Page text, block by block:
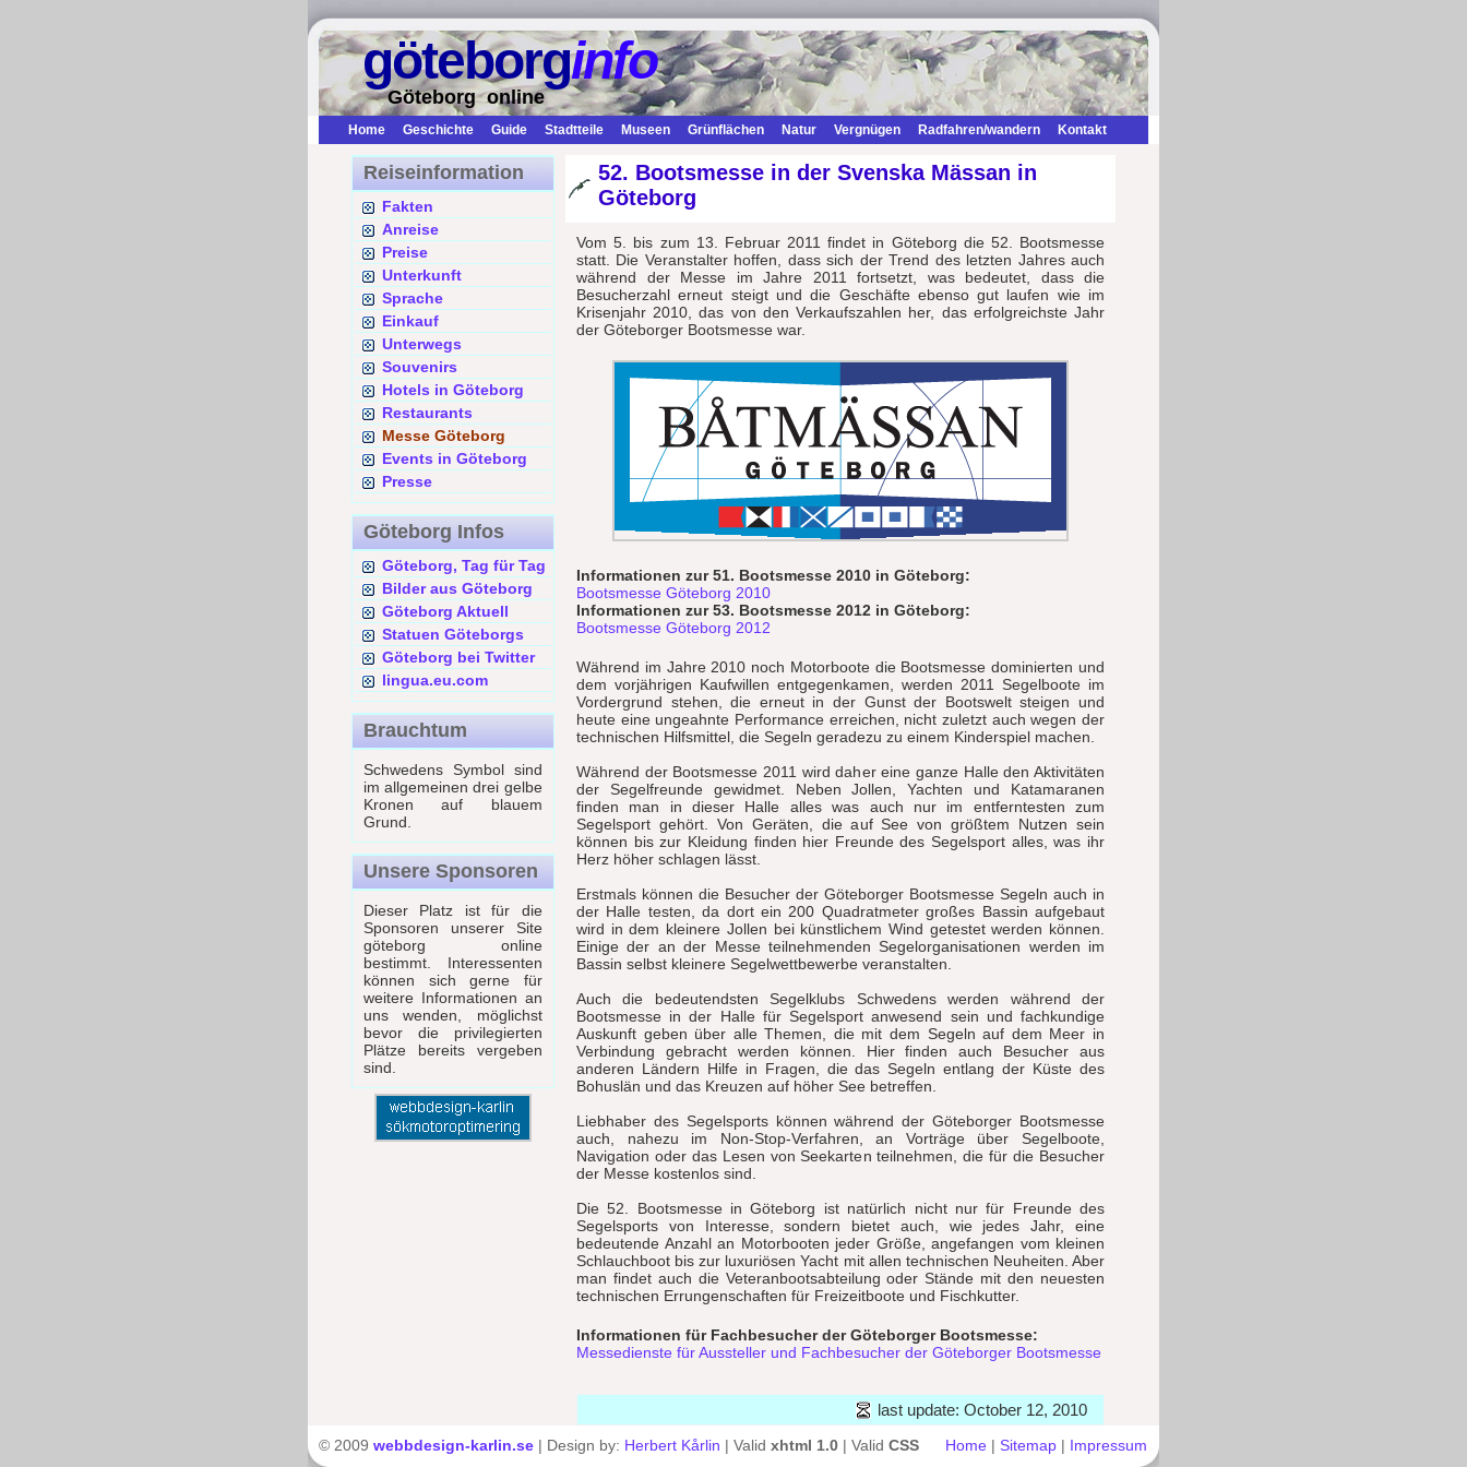
göteborginfo
Göteborg online
Home Geschichte Guide Stadtteile Museen Grünflächen Natur Vergnügen Radfahren/wandern Kontakt
Reiseinformation
Fakten
Anreise
Preise
Unterkunft
Sprache
Einkauf
Unterwegs
Souvenirs
Hotels in Göteborg
Restaurants
Messe Göteborg
Events in Göteborg
Presse
Göteborg Infos
Göteborg, Tag für Tag
Bilder aus Göteborg
Göteborg Aktuell
Statuen Göteborgs
Göteborg bei Twitter
lingua.eu.com
Brauchtum
Schwedens Symbol sind
im allgemeinen drei gelbe
Kronen auf blauem
Grund.
Unsere Sponsoren
Dieser Platz ist für die
Sponsoren unserer Site
göteborg online
bestimmt. Interessenten
können sich gerne für
weitere Informationen an
uns wenden, möglichst
bevor die privilegierten
Plätze bereits vergeben
sind.
52. Bootsmesse in der Svenska Mässan in
Göteborg
Vom 5. bis zum 13. Februar 2011 findet in Göteborg die 52. Bootsmesse
statt. Die Veranstalter hoffen, dass sich der Trend des letzten Jahres auch
während der Messe im Jahre 2011 fortsetzt, was bedeutet, dass die
Besucherzahl erneut steigt und die Geschäfte ebenso gut laufen wie im
Krisenjahr 2010, das von den Verkaufszahlen her, das erfolgreichste Jahr
der Göteborger Bootsmesse war.
Informationen zur 51. Bootsmesse 2010 in Göteborg:
Bootsmesse Göteborg 2010
Informationen zur 53. Bootsmesse 2012 in Göteborg:
Bootsmesse Göteborg 2012
Während im Jahre 2010 noch Motorboote die Bootsmesse dominierten und
dem vorjährigen Kaufwillen entgegenkamen, werden 2011 Segelboote im
Vordergrund stehen, die erneut in der Gunst der Bootswelt steigen und
heute eine ungeahnte Performance erreichen, nicht zuletzt auch wegen der
technischen Hilfsmittel, die Segeln geradezu zu einem Kinderspiel machen.
Während der Bootsmesse 2011 wird daher eine ganze Halle den Aktivitäten
der Segelfreunde gewidmet. Neben Jollen, Yachten und Katamaranen
finden man in dieser Halle alles was auch nur im entferntesten zum
Segelsport gehört. Von Geräten, die auf See von größtem Nutzen sein
können bis zur Kleidung finden hier Freunde des Segelsport alles, was ihr
Herz höher schlagen lässt.
Erstmals können die Besucher der Göteborger Bootsmesse Segeln auch in
der Halle testen, da dort ein 200 Quadratmeter großes Bassin aufgebaut
wird in dem kleinere Jollen bei künstlichem Wind getestet werden können.
Einige der an der Messe teilnehmenden Segelorganisationen werden im
Bassin selbst kleinere Segelwettbewerbe veranstalten.
Auch die bedeutendsten Segelklubs Schwedens werden während der
Bootsmesse in der Halle für Segelsport anwesend sein und fachkundige
Auskunft geben über alle Themen, die mit dem Segeln auf dem Meer in
Verbindung gebracht werden können. Hier finden auch Besucher aus
anderen Ländern Hilfe in Fragen, die das Segeln entlang der Küste des
Bohuslän und das Kreuzen auf höher See betreffen.
Liebhaber des Segelsports können während der Göteborger Bootsmesse
auch, nahezu im Non-Stop-Verfahren, an Vorträge über Segelboote,
Navigation oder das Lesen von Seekarten teilnehmen, die für die Besucher
der Messe kostenlos sind.
Die 52. Bootsmesse in Göteborg ist natürlich nicht nur für Freunde des
Segelsports von Interesse, sondern bietet auch, wie jedes Jahr, eine
bedeutende Anzahl an Motorbooten jeder Größe, angefangen vom kleinen
Schlauchboot bis zur luxuriösen Yacht mit allen technischen Neuheiten. Aber
man findet auch die Veteranbootsabteilung oder Stände mit den neuesten
technischen Errungenschaften für Freizeitboote und Fischkutter.
Informationen für Fachbesucher der Göteborger Bootsmesse:
Messedienste für Aussteller und Fachbesucher der Göteborger Bootsmesse
last update: October 12, 2010
© 2009 webbdesign-karlin.se | Design by: Herbert Kårlin | Valid xhtml 1.0 | Valid CSS Home | Sitemap | Impressum